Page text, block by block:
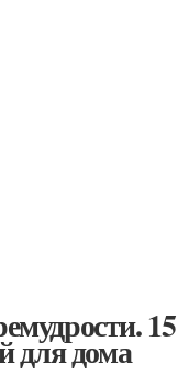
15
для дома